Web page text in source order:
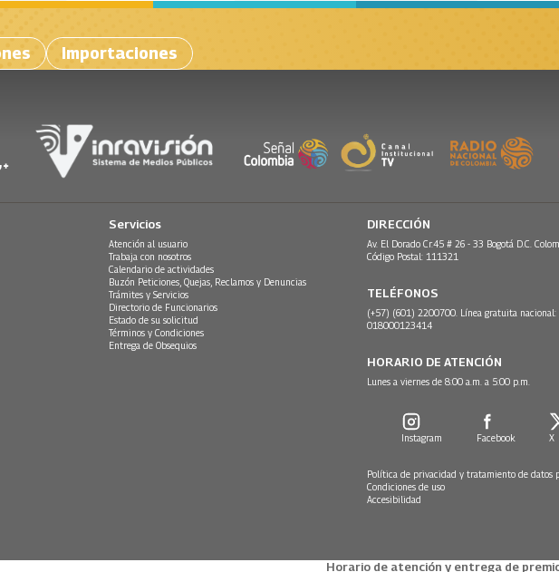
Importaciones
Servicios
Atención al usuario
Trabaja con nosotros
Calendario de actividades
Buzón Peticiones, Quejas, Reclamos y Denuncias
Trámites y Servicios
Directorio de Funcionarios
Estado de su solicitud
Términos y Condiciones
Entrega de Obsequios
DIRECCIÓN
Av. El Dorado Cr.45 # 26 - 33 Bogotá D.C.
Código Postal: 111321
TELÉFONOS
(+57) (601) 2200700. Línea gratuita nacional:
018000123414
HORARIO DE ATENCIÓN
Lunes a viernes de 8:00 a.m. a 5:00 p.m.
Instagram Facebook X
Política de privacidad y tratamiento de datos
Condiciones de uso
Accesibilidad
Horario de atención y entrega de